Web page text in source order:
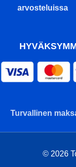
arvosteluissa
Turvallinen
© 2026